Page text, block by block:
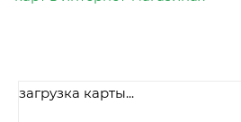
загрузка карты...